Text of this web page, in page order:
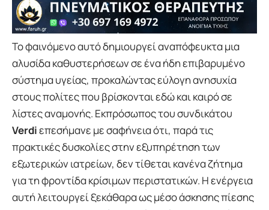
Το φαινόμενο αυτό δημιουργεί αναπόφευκτα μια
αλυσίδα καθυστερήσεων σε ένα ήδη επιβαρυμένο
σύστημα υγείας, προκαλώντας εύλογη ανησυχία
στους πολίτες που βρίσκονται εδώ και καιρό σε
λίστες αναμονής. Εκπρόσωπος του συνδικάτου
Verdiεπεσήμανε με σαφήνεια ότι, παρά τις
πρακτικές δυσκολίες στην εξυπηρέτηση των
εξωτερικών ιατρείων, δεν τίθεται κανένα ζήτημα
για τη φροντίδα κρίσιμων περιστατικών. Η ενέργεια
αυτή λειτουργεί ξεκάθαρα ως μέσο άσκησης πίεσης